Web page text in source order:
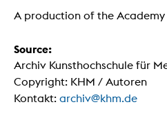
A production of the
Source:
Archiv Kunsthochschule für
Copyright: KHM / Autoren
Kontakt: archiv@khm.de